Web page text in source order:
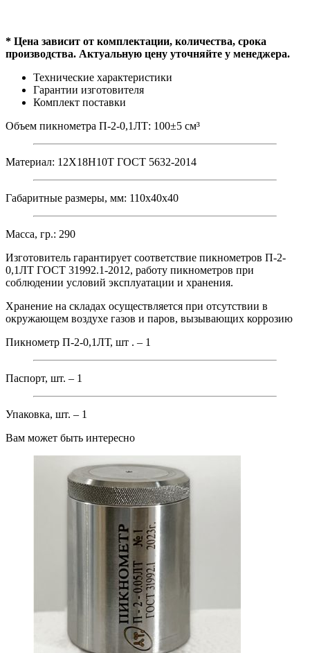
* Цена зависит от комплектации, количества, срока
производства. Актуальную цену уточняйте у менеджера.
Технические характеристики
Гарантии изготовителя
Комплект поставки
Объем пикнометра П-2-0,1ЛТ: 100±5 см³
Материал: 12Х18Н10Т ГОСТ 5632-2014
Габаритные размеры, мм: 110х40х40
Масса, гр.: 290
Изготовитель гарантирует соответствие пикнометров П-2-
0,1ЛТ ГОСТ 31992.1-2012, работу пикнометров при
соблюдении условий эксплуатации и хранения.
Хранение на складах осуществляется при отсутствии в
окружающем воздухе газов и паров, вызывающих коррозию
Пикнометр П-2-0,1ЛТ, шт . – 1
Паспорт, шт. – 1
Упаковка, шт. – 1
Вам может быть интересно